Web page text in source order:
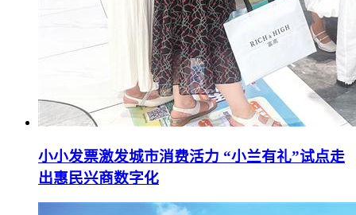
小小发票激发城市消费活力 “小兰有礼”试点走
出惠民兴商数字化